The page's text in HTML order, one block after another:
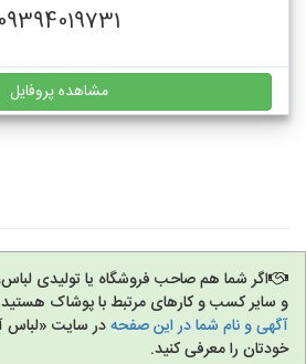
09394019731
مشاهده پروفایل
اگر شما هم صاحب فروشگاه یا تولیدی
و سایر کسب و کارهای مرتبط با پوشاک
آگهی و نام شما در این صفحهدر سایت «لباس
خودتان را معرفی کنید.